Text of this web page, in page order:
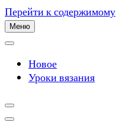
Перейти к содержимому
Меню
Новое
Уроки вязания